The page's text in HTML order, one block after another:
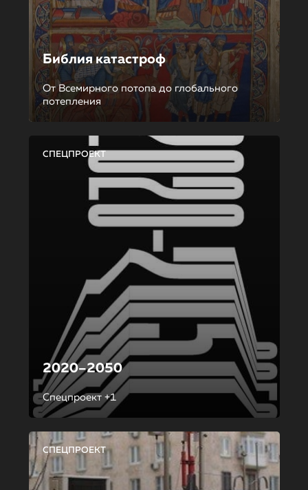
Библия катастроф
От Всемирного потопа до глобального
потепления
СПЕЦПРОЕКТ
2020–2050
Спецпроект +1
СПЕЦПРОЕКТ